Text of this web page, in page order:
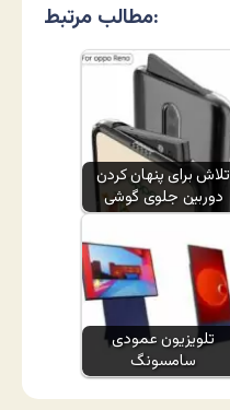
مطالب مرتبط:
تلاش برای پنهان کردن
دوربین جلوی گوشی
تلویزیون عمودی
سامسونگ